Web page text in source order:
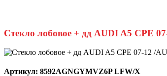
Стекло лобовое + дд AUDI A5 CPE
Артикул: 8592AGNGYMVZ6P LFW/X